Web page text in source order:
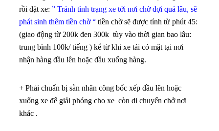
rồi đặt xe: ” Tránh tình trạng xe tới nơi chờ đợi quá lâu, sẽ
phát sinh thêm tiền chờ “ tiền chờ sẽ được tính từ phút 45:
(giao động từ 200k đen 300k tùy vào thời gian bao lâu:
trung bình 100k/ tiếng ) kể từ khi xe tải có mặt tại nơi
nhận hàng đầu lên hoặc đầu xuống hàng.
+ Phải chuẩn bị sẵn nhân công bốc xếp đầu lên hoặc
xuống xe để giải phóng cho xe còn di chuyển chở nơi
khác .